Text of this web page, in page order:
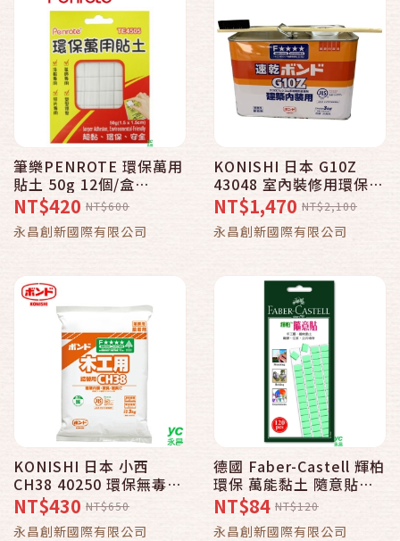
筆樂PENROTE 環保萬用
貼土 50g 12個/盒
TE4505
NT$420 NT$600
永昌創新國際有限公司
KONISHI 日本 G10Z
43048 室內裝修用環保強
力膠(不含甲醛甲苯)3kg /
罐
NT$1,470 NT$2,100
永昌創新國際有限公司
KONISHI 日本 小西
CH38 40250 環保無毒木
工用白膠 3KG / 包
NT$430 NT$650
永昌創新國際有限公司
德國 Faber-Castell 輝柏
環保 萬能黏土 隨意貼
120pcs 75gms /包
187065
NT$84 NT$120
永昌創新國際有限公司